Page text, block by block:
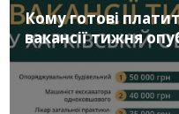
Кому готові
вакансії тижня